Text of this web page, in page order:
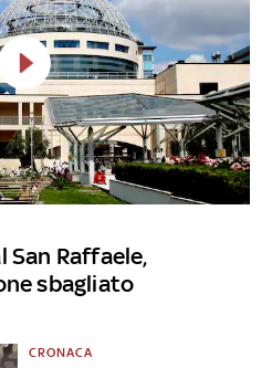
San Raffaele,
sbagliato
CRONACA